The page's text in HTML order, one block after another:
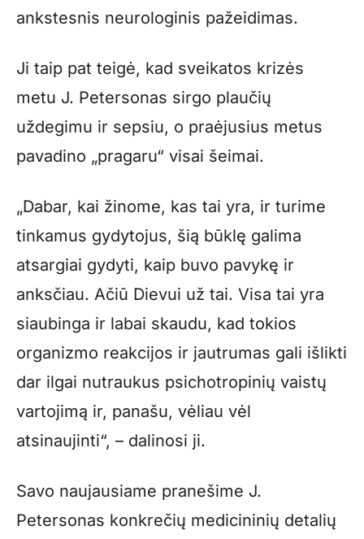
ankstesnis neurologinis pažeidimas.
Ji taip pat teigė, kad sveikatos krizės
metu J. Petersonas sirgo plaučių
uždegimu ir sepsiu, o praėjusius metus
pavadino „pragaru“ visai šeimai.
„Dabar, kai žinome, kas tai yra, ir turime
tinkamus gydytojus, šią būklę galima
atsargiai gydyti, kaip buvo pavykę ir
anksčiau. Ačiū Dievui už tai. Visa tai yra
siaubinga ir labai skaudu, kad tokios
organizmo reakcijos ir jautrumas gali išlikti
dar ilgai nutraukus psichotropinių vaistų
vartojimą ir, panašu, vėliau vėl
atsinaujinti“, – dalinosi ji.
Savo naujausiame pranešime J.
Petersonas konkrečių medicininių detalių